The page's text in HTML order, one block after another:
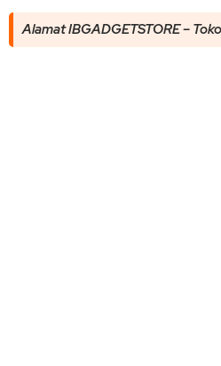
Alamat IBGADGETSTORE –